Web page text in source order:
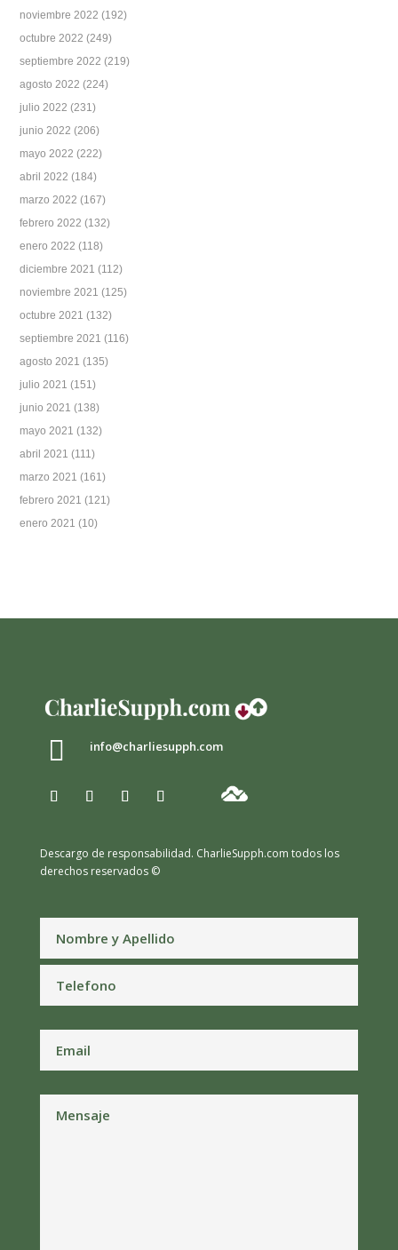
noviembre 2022 (192)
octubre 2022 (249)
septiembre 2022 (219)
agosto 2022 (224)
julio 2022 (231)
junio 2022 (206)
mayo 2022 (222)
abril 2022 (184)
marzo 2022 (167)
febrero 2022 (132)
enero 2022 (118)
diciembre 2021 (112)
noviembre 2021 (125)
octubre 2021 (132)
septiembre 2021 (116)
agosto 2021 (135)
julio 2021 (151)
junio 2021 (138)
mayo 2021 (132)
abril 2021 (111)
marzo 2021 (161)
febrero 2021 (121)
enero 2021 (10)
 info@charliesupph.com
Descargo de responsabilidad. CharlieSupph.com todos los
derechos reservados ©